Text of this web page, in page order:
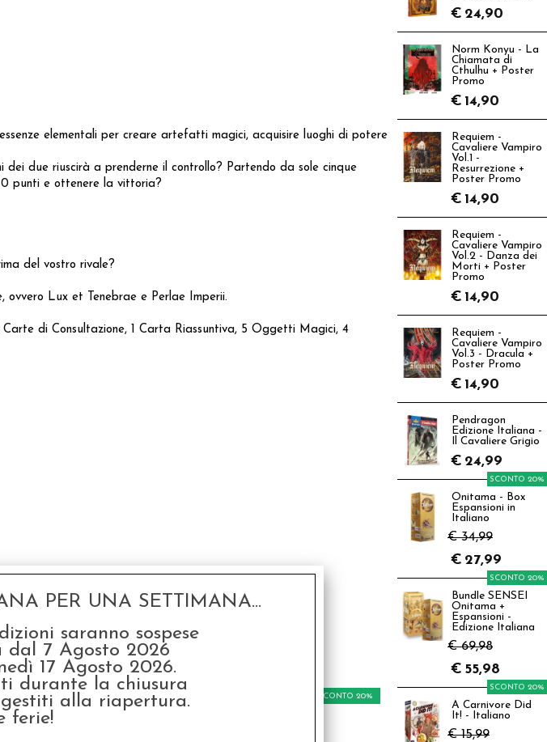
elementali per creare artefatti magici, acquisire luoghi di potere
dei due riuscirà a prenderne il controllo? Partendo da sole cinque
punti e ottenere la vittoria?
del vostro rivale?
ovvero Lux et Tenebrae e Perlae Imperii.
di Consultazione, 1 Carta Riassuntiva, 5 Oggetti Magici, 4
questi articoli
SCONTO 20% SCONTO 20%
€ 24,90
Norm Konyu - La
Chiamata di
Cthulhu + Poster
Promo
€ 14,90
Requiem -
Cavaliere Vampiro
Vol.1 -
Resurrezione +
Poster Promo
€ 14,90
Requiem -
Cavaliere Vampiro
Vol.2 - Danza dei
Morti + Poster
Promo
€ 14,90
Requiem -
Cavaliere Vampiro
Vol.3 - Dracula +
Poster Promo
€ 14,90
Pendragon
Edizione Italiana -
Il Cavaliere Grigio
€ 24,99
Onitama - Box
Espansioni in
Italiano
€ 34,99
SCONTO 20%
€ 27,99
Bundle SENSEI
Onitama +
Espansioni -
Edizione Italiana
€ 69,98
SCONTO 20%
€ 55,98
A Carnivore Did
It! - Italiano
€ 15,99
SCONTO 20%
PER UNA SETTIMANA...
saranno sospese
dal 7 Agosto 2026
17 Agosto 2026.
durante la chiusura
alla riapertura.
ferie!